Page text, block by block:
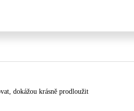
dokážou krásně prodloužit